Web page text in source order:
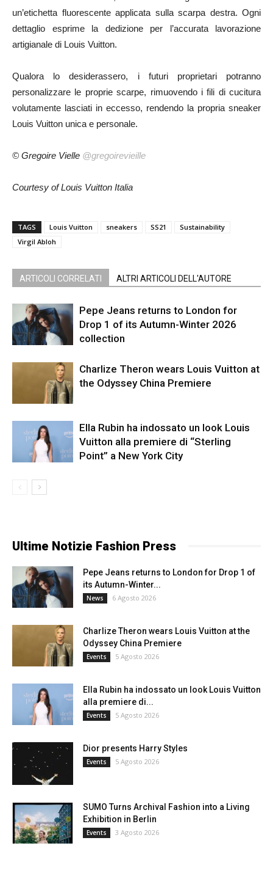
un’etichetta fluorescente applicata sulla scarpa destra. Ogni
dettaglio esprime la dedizione per l’accurata lavorazione
artigianale di Louis Vuitton.
Qualora lo desiderassero, i futuri proprietari potranno
personalizzare le proprie scarpe, rimuovendo i fili di cucitura
volutamente lasciati in eccesso, rendendo la propria sneaker
Louis Vuitton unica e personale.
© Gregoire Vielle @gregoirevieille
Courtesy of Louis Vuitton Italia
TAGS Louis Vuitton sneakers SS21
Sustainability
Virgil Abloh
ARTICOLI CORRELATI ALTRI ARTICOLI DELL'AUTORE
Pepe Jeans returns to London for
Drop 1 of its Autumn-Winter 2026
collection
Charlize Theron wears Louis Vuitton at
the Odyssey China Premiere
Ella Rubin ha indossato un look Louis
Vuitton alla premiere di “Sterling
Point” a New York City
Ultime Notizie Fashion Press
Pepe Jeans returns to London for Drop 1 of
its Autumn-Winter...
News 6 Agosto 2026
Charlize Theron wears Louis Vuitton at the
Odyssey China Premiere
Events 5 Agosto 2026
Ella Rubin ha indossato un look Louis Vuitton
alla premiere di...
Events 5 Agosto 2026
Dior presents Harry Styles
Events 5 Agosto 2026
SUMO Turns Archival Fashion into a Living
Exhibition in Berlin
Events 3 Agosto 2026